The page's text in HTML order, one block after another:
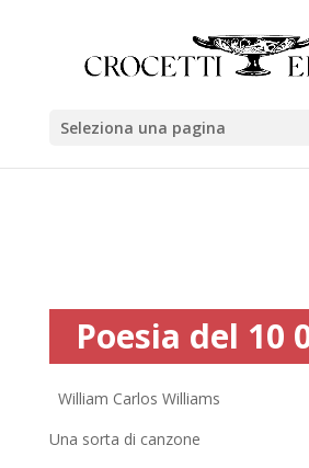
Seleziona una pagina
Poesia del 10
William Carlos Williams
Una sorta di canzone